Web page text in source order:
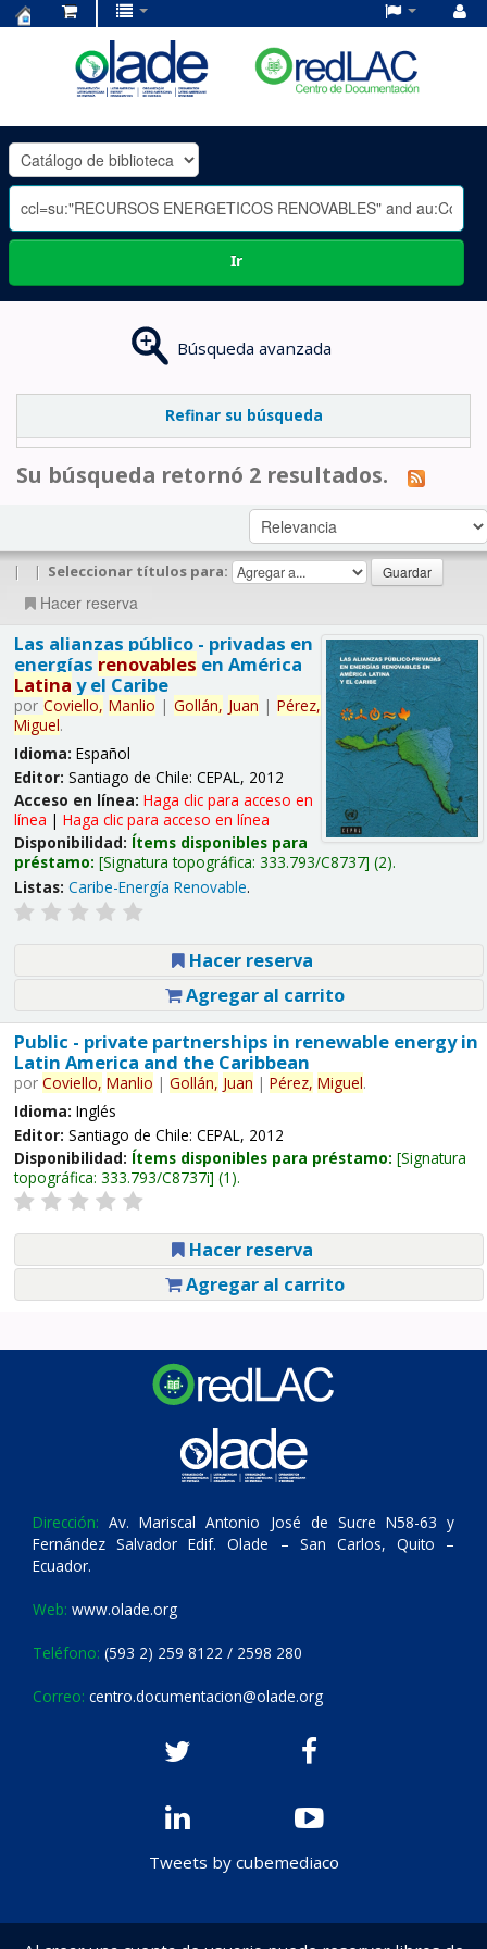
OLADE
-
Ir
Búsqueda avanzada
Refinar su búsqueda
Su búsqueda retornó 2 resultados.
| | Seleccionar títulos para:
Hacer reserva
Las alianzas público - privadas en
energías renovables en América
Latina y el Caribe
por Coviello, Manlio | Gollán, Juan | Pérez,
Miguel.
Idioma: Español
Editor: Santiago de Chile: CEPAL, 2012
Acceso en línea: Haga clic para acceso en
línea | Haga clic para acceso en línea
Disponibilidad: Ítems disponibles para
préstamo: Signatura topográfica: 333.793/C8737 (2).
Listas: Caribe-Energía Renovable.
Hacer reserva
Agregar al carrito
Public - private partnerships in renewable energy in
Latin America and the Caribbean
por Coviello, Manlio | Gollán, Juan | Pérez, Miguel.
Idioma: Inglés
Editor: Santiago de Chile: CEPAL, 2012
Disponibilidad: Ítems disponibles para préstamo: Signatura
topográfica: 333.793/C8737i (1).
Hacer reserva
Agregar al carrito
Dirección: Av. Mariscal Antonio José de Sucre N58-63 y
Fernández Salvador Edif. Olade – San Carlos, Quito –
Ecuador.
Web: www.olade.org
Teléfono: (593 2) 259 8122 / 2598 280
Correo: centro.documentacion@olade.org
Tweets by cubemediaco